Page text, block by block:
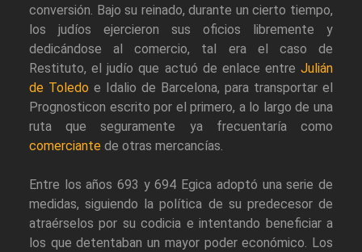
conversión. Bajo su reinado, durante un cierto tiempo,
los judíos ejercieron sus oficios libremente y
dedicándose al comercio, tal era el caso de
Restituto, el judío que actuó de enlace entre Julián
de Toledo e Idalio de Barcelona, para transportar el
Prognosticon escrito por el primero, a lo largo de una
ruta que seguramente ya frecuentaría como
comerciante de otras mercancías.
Entre los años 693 y 694 Egica adoptó una serie de
medidas, siguiendo la política de su predecesor de
atraérselos por su codicia e intentando beneficiar a
los que detentaban un mayor poder económico. Los